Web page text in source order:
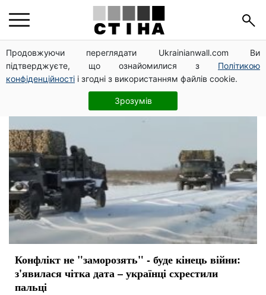
Продовжуючи переглядати Ukrainianwall.com Ви
підтверджуєте, що ознайомилися з Політикою
конфіденційності і згодні з використанням файлів cookie.
Зрозумів
финал
Конфлікт не "заморозять" - буде кінець війни:
з'явилася чітка дата – українці схрестили
пальці